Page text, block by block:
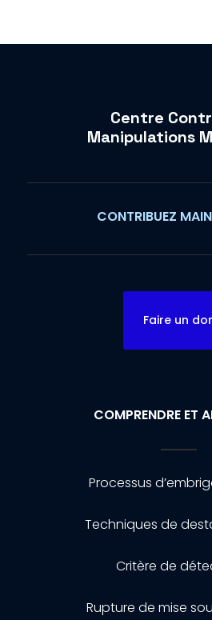
Centre
Manipulations
CONTRIBUEZ
Faire un
COMPRENDRE ET
Processus
Techniques de
Critère de
Rupture de mise